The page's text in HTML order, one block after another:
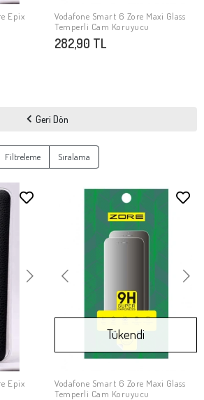
Epix
Stokta Yok
Vodafone Smart 6 Zore Maxi Glass
Temperli Cam Koruyucu
282,90 TL
Geri Dön
Filtreleme Sıralama
Epix
Stokta Yok
Tükendi
Vodafone Smart 6 Zore Maxi Glass
Temperli Cam Koruyucu